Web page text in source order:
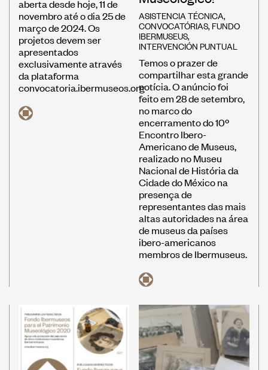
aberta desde hoje, 11 de
novembro até o dia 25 de
março de 2024. Os
projetos devem ser
apresentados
exclusivamente através
da plataforma
convocatoria.ibermuseos.org
ASISTENCIA TÉCNICA,
CONVOCATÓRIAS, FUNDO
IBERMUSEUS,
INTERVENCIÓN PUNTUAL
Temos o prazer de
compartilhar esta grande
notícia. O anúncio foi
feito em 28 de setembro,
no marco do
encerramento do 10º
Encontro Ibero-
Americano de Museus,
realizado no Museu
Nacional de História da
Cidade do México na
presença de
representantes das mais
altas autoridades na área
de museus da países
ibero-americanos
membros de Ibermuseus.